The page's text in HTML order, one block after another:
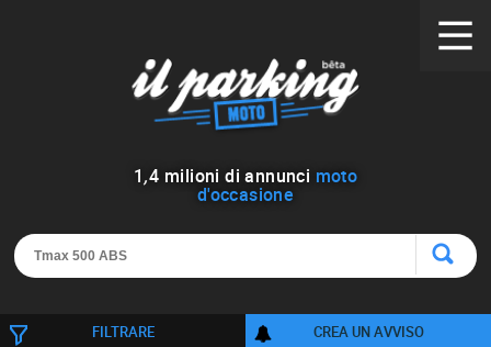
1,4 milioni di annunci moto
d'occasione
FILTRARE CREA UN AVVISO